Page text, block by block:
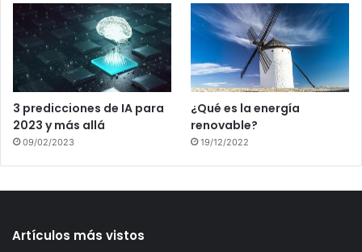
3 predicciones de IA para
2023 y más allá
09/02/2023
¿Qué es la energía
renovable?
19/12/2022
Artículos más vistos